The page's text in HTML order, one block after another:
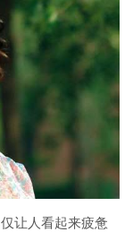
让人看起来疲惫